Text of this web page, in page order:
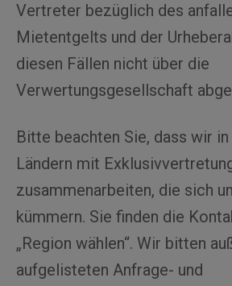
Vertreter bezüglich des
Mietentgelts und der
diesen Fällen nicht über die
Verwertungsgesellschaft
Bitte beachten Sie, dass wir
Ländern mit
zusammenarbeiten, die sich
kümmern. Sie finden die
„Region wählen“. Wir bitten
aufgelisteten Anfrage- und